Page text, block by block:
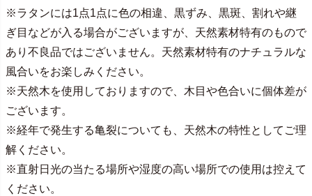
※ラタンには1点1点に色の相違、黒ずみ、黒斑、割れや継
ぎ目などが入る場合がございますが、天然素材特有のもので
あり不良品ではございません。天然素材特有のナチュラルな
風合いをお楽しみください。
※天然木を使用しておりますので、木目や色合いに個体差が
ございます。
※経年で発生する亀裂についても、天然木の特性としてご理
解ください。
※直射日光の当たる場所や湿度の高い場所での使用は控えて
ください。